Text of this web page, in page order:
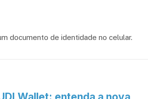
documento de identidade no celular.